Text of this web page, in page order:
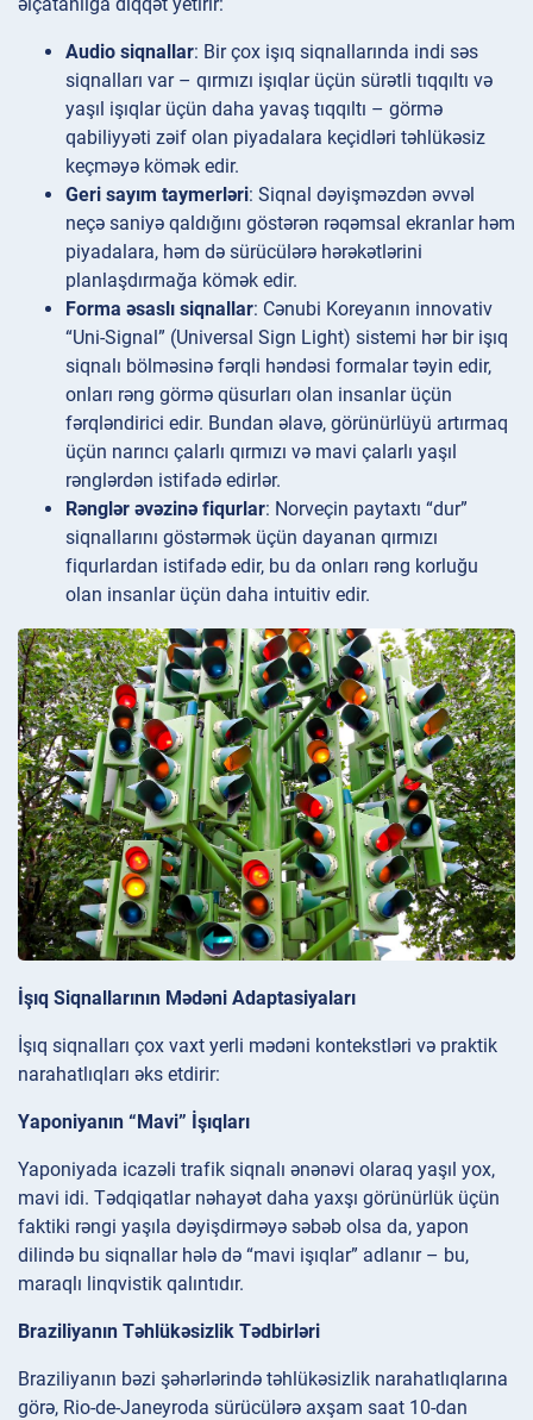
Audio siqnallar: Bir çox işıq siqnallarında indi səs
siqnalları var – qırmızı işıqlar üçün sürətli tıqqıltı və
yaşıl işıqlar üçün daha yavaş tıqqıltı – görmə
qabiliyyəti zəif olan piyadalara keçidləri təhlükəsiz
keçməyə kömək edir.
Geri sayım taymerləri: Siqnal dəyişməzdən əvvəl
neçə saniyə qaldığını göstərən rəqəmsal ekranlar həm
piyadalara, həm də sürücülərə hərəkətlərini
planlaşdırmağa kömək edir.
Forma əsaslı siqnallar: Cənubi Koreyanın innovativ
“Uni-Signal” (Universal Sign Light) sistemi hər bir işıq
siqnalı bölməsinə fərqli həndəsi formalar təyin edir,
onları rəng görmə qüsurları olan insanlar üçün
fərqləndirici edir. Bundan əlavə, görünürlüyü artırmaq
üçün narıncı çalarlı qırmızı və mavi çalarlı yaşıl
rənglərdən istifadə edirlər.
Rənglər əvəzinə fiqurlar: Norveçin paytaxtı “dur”
siqnallarını göstərmək üçün dayanan qırmızı
fiqurlardan istifadə edir, bu da onları rəng korluğu
olan insanlar üçün daha intuitiv edir.
İşıq Siqnallarının Mədəni Adaptasiyaları
İşıq siqnalları çox vaxt yerli mədəni kontekstləri və praktik
narahatlıqları əks etdirir:
Yaponiyanın “Mavi” İşıqları
Yaponiyada icazəli trafik siqnalı ənənəvi olaraq yaşıl yox,
mavi idi. Tədqiqatlar nəhayət daha yaxşı görünürlük üçün
faktiki rəngi yaşıla dəyişdirməyə səbəb olsa da, yapon
dilində bu siqnallar hələ də “mavi işıqlar” adlanır – bu,
maraqlı linqvistik qalıntıdır.
Braziliyanın Təhlükəsizlik Tədbirləri
Braziliyanın bəzi şəhərlərində təhlükəsizlik narahatlıqlarına
görə, Rio-de-Janeyroda sürücülərə axşam saat 10-dan